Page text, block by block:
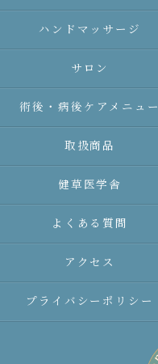
ハンドマッサージ
サロン
術後・病後ケアメニュー
取扱商品
健草医学舎
よくある質問
アクセス
プライバシーポリシー